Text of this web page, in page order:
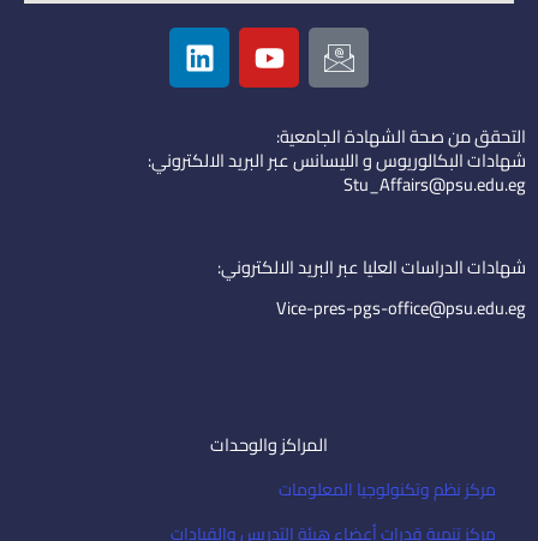
I
c
o
n
-
e
i
l
Y
o
u
u
b
L
i
n
e
d
التحقق من صحة الشهادة الجامعية:
شهادات البكالوريوس و الليسانس عبر البريد الالكتروني:
Stu_Affairs@psu.edu.eg
شهادات الدراسات العليا عبر البريد الالكتروني:
Vice-pres-pgs-office@psu.edu.eg
المراكز والوحدات
مركز نظم وتكنولوجيا المعلومات
مركز تنمية قدرات أعضاء هيئة التدريس والقيادات